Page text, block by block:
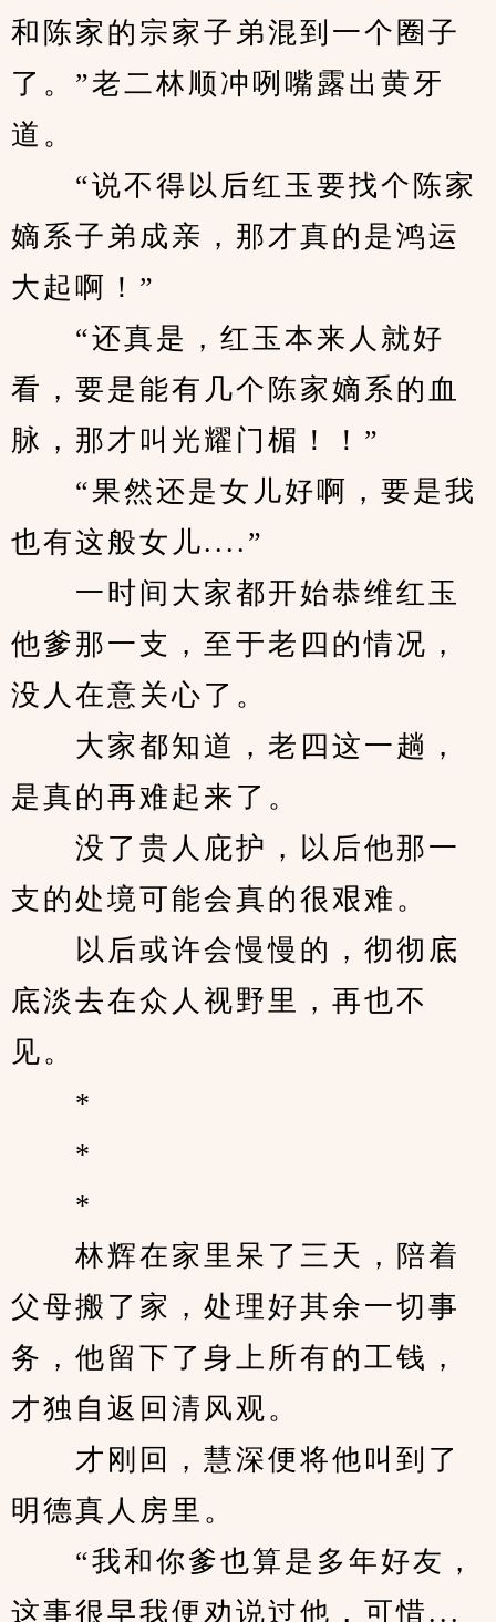
和陈家的宗家子弟混到一个圈子
了。”老二林顺冲咧嘴露出黄牙
道。
“说不得以后红玉要找个陈家
嫡系子弟成亲，那才真的是鸿运
大起啊！”
“还真是，红玉本来人就好
看，要是能有几个陈家嫡系的血
脉，那才叫光耀门楣！！”
“果然还是女儿好啊，要是我
也有这般女儿....”
一时间大家都开始恭维红玉
他爹那一支，至于老四的情况，
没人在意关心了。
大家都知道，老四这一趟，
是真的再难起来了。
没了贵人庇护，以后他那一
支的处境可能会真的很艰难。
以后或许会慢慢的，彻彻底
底淡去在众人视野里，再也不
见。
*
*
*
林辉在家里呆了三天，陪着
父母搬了家，处理好其余一切事
务，他留下了身上所有的工钱，
才独自返回清风观。
才刚回，慧深便将他叫到了
明德真人房里。
“我和你爹也算是多年好友，
这事很早我便劝说过他，可惜...